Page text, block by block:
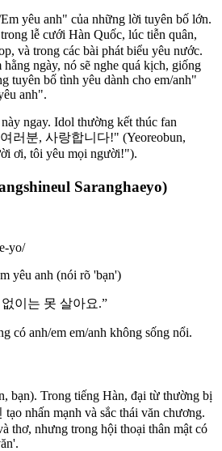
yêu anh" của những lời tuyên bố lớn.
lễ cưới Hàn Quốc, lúc tiễn quân,
và trong các bài phát biểu yêu nước.
ngày, nó sẽ nghe quá kịch, giống
tuyên bố tình yêu dành cho em/anh"
anh".
ngay. Idol thường kết thúc fan
여러분, 사랑합니다!" (Yeoreobun,
ơi, tôi yêu mọi người!").
Saranghaeyo)
yo/
yêu anh (nói rõ 'bạn')
이는 못 살아요.”
có anh/em em/anh không sống nổi.
bạn). Trong tiếng Hàn, đại từ thường bị
nhấn mạnh và sắc thái văn chương.
thơ, nhưng trong hội thoại thân mật có